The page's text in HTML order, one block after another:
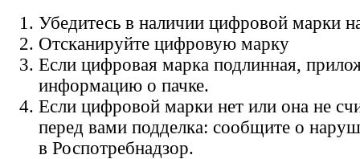
Убедитесь в наличии цифровой марки
Отсканируйте цифровую марку
Если цифровая марка подлинная,
информацию о пачке.
Если цифровой марки нет или она не
перед вами подделка: сообщите о
в Роспотребнадзор.